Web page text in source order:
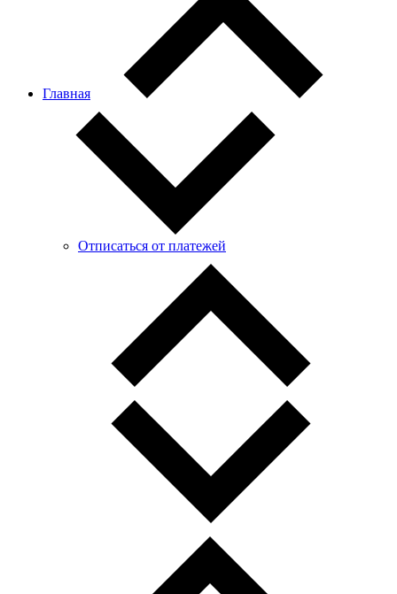
Главная
Отписаться от платежей